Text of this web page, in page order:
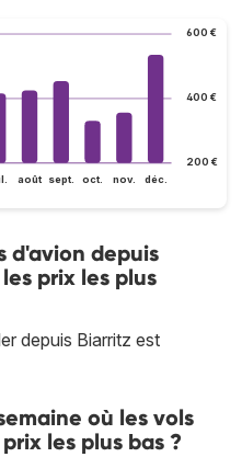
200 €
400 €
600 €
août sept. oct. nov. déc.
d'avion depuis
prix les plus
depuis Biarritz est
où les vols
les plus bas ?